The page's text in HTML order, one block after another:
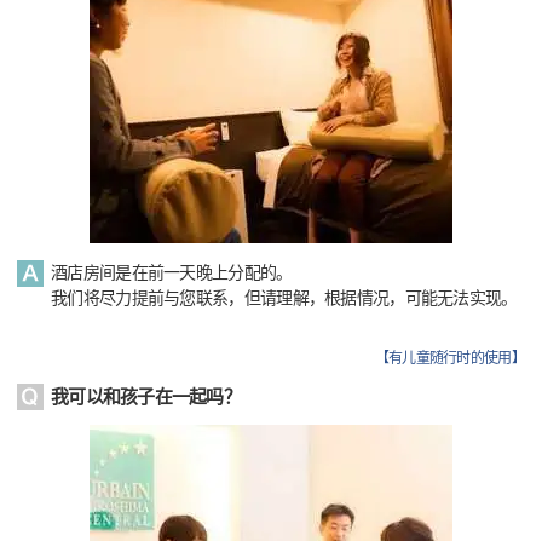
酒店房间是在前一天晚上分配的。
我们将尽力提前与您联系，但请理解，根据情况，可能无法实现。
【有儿童随行时的使用】
我可以和孩子在一起吗？